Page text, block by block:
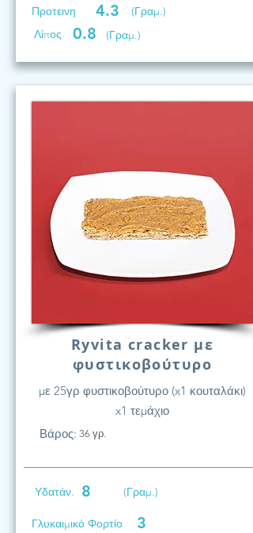
Προτεινη 4.3
(Γραμ.)
Λίπος
0.8 (Γραμ.)
Ryvita cracker με
φυστικοβούτυρο
με 25γρ φυστικοβούτυρο (x1 κουταλάκι)
x1 τεμάχιο
Βάρος: 36 γρ.
Υδατάν. 8 (Γραμ.)
Γλυκαιμικό Φορτίο 3